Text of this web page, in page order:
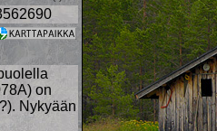
on
Nykyään